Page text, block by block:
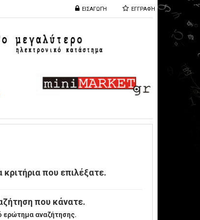
ΕΙΣΑΓΩΓΉ ΕΓΓΡΑΦΉ
που επιλέξατε.
που κάνατε.
ερώτημα αναζήτησης.